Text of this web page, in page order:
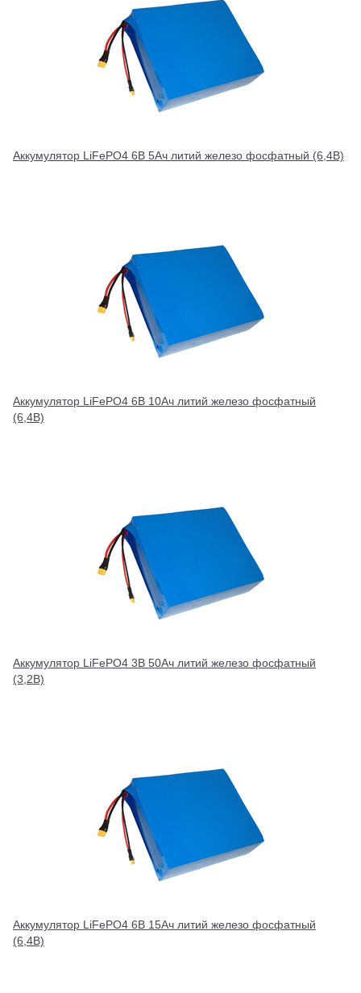
Аккумулятор LiFePO4 6В 5Ач литий железо фосфатный (6,4В)
Аккумулятор LiFePO4 6В 10Ач литий железо фосфатный
(6,4В)
Аккумулятор LiFePO4 3В 50Ач литий железо фосфатный
(3,2В)
Аккумулятор LiFePO4 6В 15Ач литий железо фосфатный
(6,4В)